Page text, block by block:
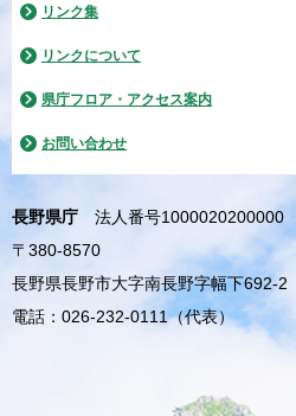
リンク集
リンクについて
県庁フロア・アクセス案内
お問い合わせ
長野県庁
法人番号1000020200000
〒380-8570
長野県長野市大字南長野字幅下692-2
電話：026-232-0111（代表）